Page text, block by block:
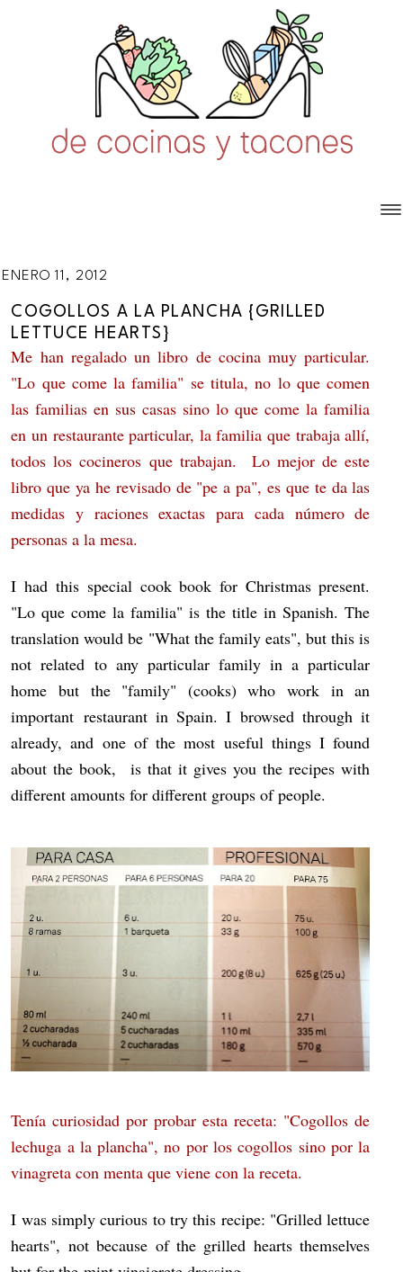
ENERO 11, 2012
COGOLLOS A LA PLANCHA {GRILLED
LETTUCE HEARTS}
Me han regalado un libro de cocina muy particular.
"Lo que come la familia" se titula, no lo que comen
las familias en sus casas sino lo que come la familia
en un restaurante particular, la familia que trabaja allí,
todos los cocineros que trabajan. Lo mejor de este
libro que ya he revisado de "pe a pa", es que te da las
medidas y raciones exactas para cada número de
personas a la mesa.
I had this special cook book for Christmas present.
"Lo que come la familia" is the title in Spanish. The
translation would be "What the family eats", but this is
not related to any particular family in a particular
home but the "family" (cooks) who work in an
important restaurant in Spain. I browsed through it
already, and one of the most useful things I found
about the book, is that it gives you the recipes with
different amounts for different groups of people.
Tenía curiosidad por probar esta receta: "Cogollos de
lechuga a la plancha", no por los cogollos sino por la
vinagreta con menta que viene con la receta.
I was simply curious to try this recipe: "Grilled lettuce
hearts", not because of the grilled hearts themselves